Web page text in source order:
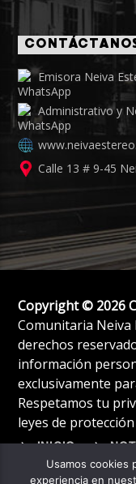
Emisora Neiva
Administrativo y
Calle 13 # 9-45
Copyright © 2026
Comunitaria Neiva
derechos
información
exclusivamente
Respetamos tu
leyes de
INICIO
Usamos cookies
experiencia en